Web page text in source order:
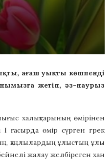
ағаш уықты көшпенді
жетіп, әз-наурыз
халықтарының өмірінен
ғасырда өмір сүрген грек
қаңлылардың ұлыстың ұлы
жалау желбіреген хан